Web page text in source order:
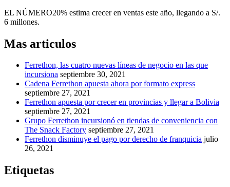
EL NÚMERO20% estima crecer en ventas este año, llegando a S/.
6 millones.
Mas articulos
Ferrethon, las cuatro nuevas líneas de negocio en las que
incursiona septiembre 30, 2021
Cadena Ferrethon apuesta ahora por formato express
septiembre 27, 2021
Ferrethon apuesta por crecer en provincias y llegar a Bolivia
septiembre 27, 2021
Grupo Ferrethon incursionó en tiendas de conveniencia con
The Snack Factory septiembre 27, 2021
Ferrethon disminuye el pago por derecho de franquicia julio
26, 2021
Etiquetas